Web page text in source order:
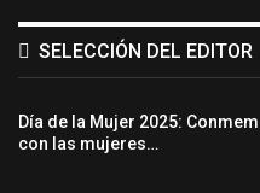
SELECCIÓN DEL EDITOR
Día de la Mujer 2025:
con las mujeres…